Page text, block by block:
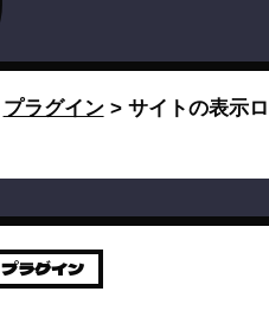
プラグイン> サイトの表示
プラグイン